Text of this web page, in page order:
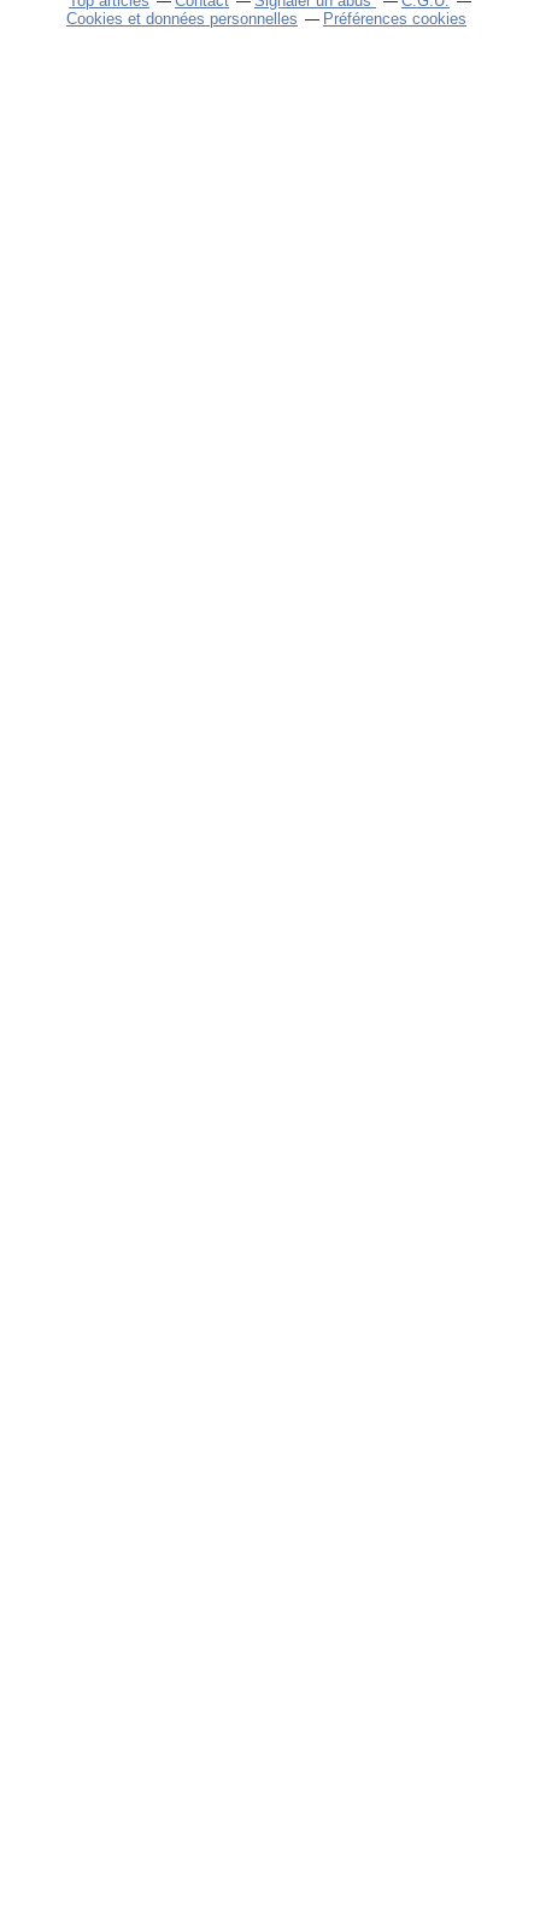
Cookies et données personnelles
Préférences cookies